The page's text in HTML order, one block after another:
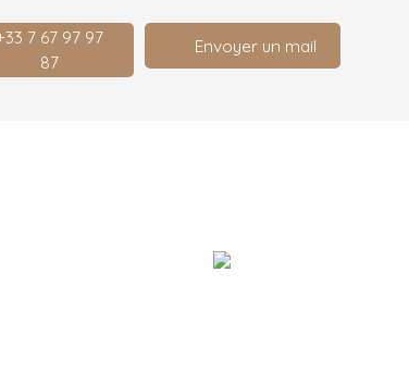
7 67 97 97
87
Envoyer un mail